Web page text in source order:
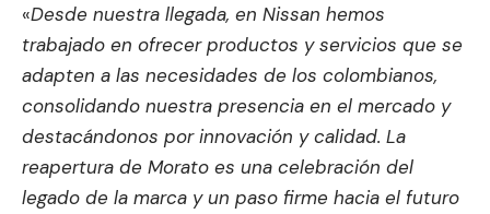
«Desde nuestra llegada, en Nissan hemos
trabajado en ofrecer productos y servicios que se
adapten a las necesidades de los colombianos,
consolidando nuestra presencia en el mercado y
destacándonos por innovación y calidad. La
reapertura de Morato es una celebración del
legado de la marca y un paso firme hacia el futuro